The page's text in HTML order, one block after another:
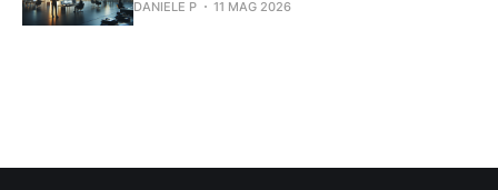
DANIELE P 11 MAG 2026